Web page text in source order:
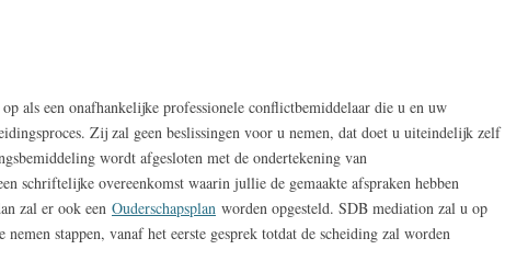
als een onafhankelijke professionele conflictbemiddelaar die u en uw
Zij zal geen beslissingen voor u nemen, dat doet u uiteindelijk zelf
wordt afgesloten met de ondertekening van
schriftelijke overeenkomst waarin jullie de gemaakte afspraken hebben
zal er ook een Ouderschapsplan worden opgesteld. SDB mediation zal u op
stappen, vanaf het eerste gesprek totdat de scheiding zal worden